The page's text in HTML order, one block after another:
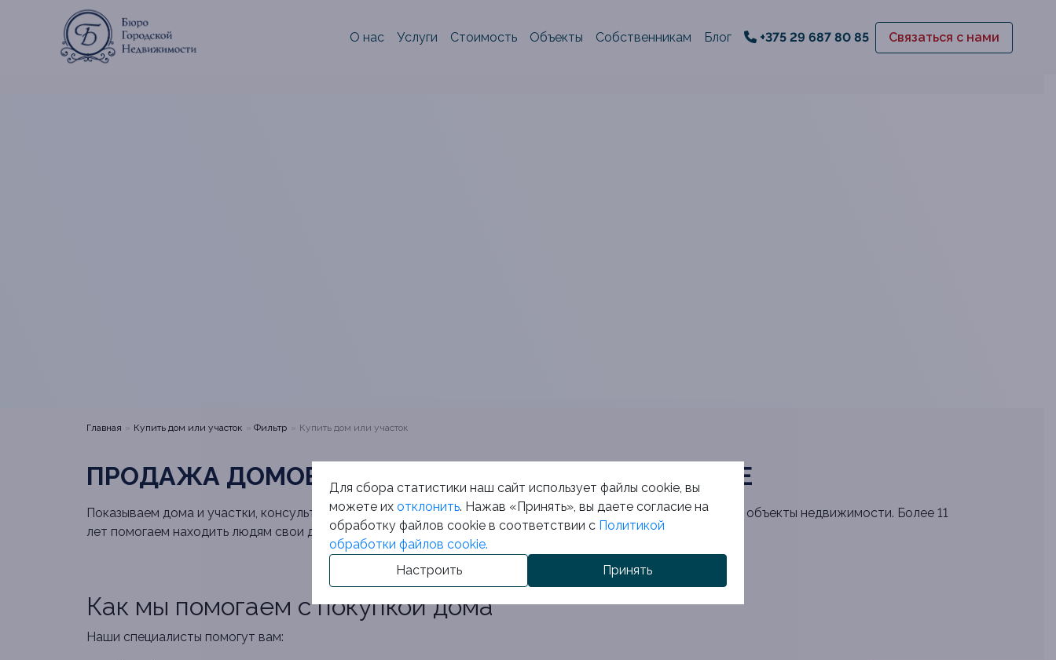
О нас Услуги Стоимость Объекты Собственникам Блог +375 29 687 80 85 Связаться с нами
Главная Купить дом или участок Фильтр Купить дом или участок
ПРОДАЖА ДОМОВ С ДВУМЯ КОМНАТАМИ В ЧЕРВЕНЕ
Показываем дома и участки, консультируем вас, страхуем вашу сделку, представляем только проверенные объекты недвижимости. Более 11
лет помогаем находить людям свои дома и дачи.
Как мы помогаем с покупкой дома
Наши специалисты помогут вам:
Для сбора статистики наш сайт использует файлы cookie, вы
можете их отклонить. Нажав «Принять», вы даете согласие на
обработку файлов cookie в соответствии с Политикой
обработки файлов cookie.
Настроить
Принять